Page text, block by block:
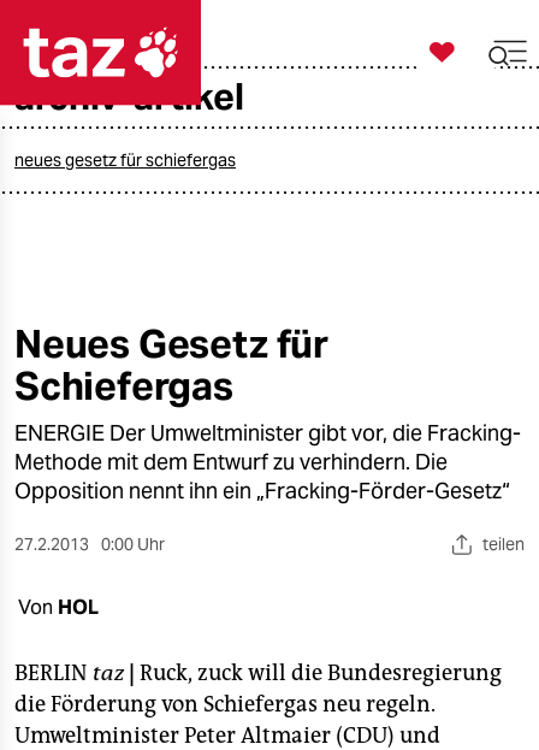
taz zahl ich
öko
gesellschaft
kultur
sport
berlin
nord
verlag

taz zahl ich
archiv-artikel
neues gesetz für schiefergas
Neues Gesetz für
Schiefergas
ENERGIE Der Umweltminister gibt vor, die Fracking-
Methode mit dem Entwurf zu verhindern. Die
Opposition nennt ihn ein „Fracking-Förder-Gesetz“
27.2.2013 0:00 Uhr teilen
Von HOL
BERLIN taz Ruck, zuck will die Bundesregierung
die Förderung von Schiefergas neu regeln.
Umweltminister Peter Altmaier (CDU) und